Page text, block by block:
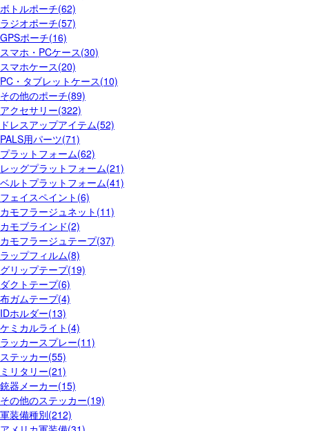
ボトルポーチ(62)
ラジオポーチ(57)
GPSポーチ(16)
スマホ・PCケース(30)
スマホケース(20)
PC・タブレットケース(10)
その他のポーチ(89)
アクセサリー(322)
ドレスアップアイテム(52)
PALS用パーツ(71)
プラットフォーム(62)
レッグプラットフォーム(21)
ベルトプラットフォーム(41)
フェイスペイント(6)
カモフラージュネット(11)
カモブラインド(2)
カモフラージュテープ(37)
ラップフィルム(8)
グリップテープ(19)
ダクトテープ(6)
布ガムテープ(4)
IDホルダー(13)
ケミカルライト(4)
ラッカースプレー(11)
ステッカー(55)
ミリタリー(21)
銃器メーカー(15)
その他のステッカー(19)
軍装備種別(212)